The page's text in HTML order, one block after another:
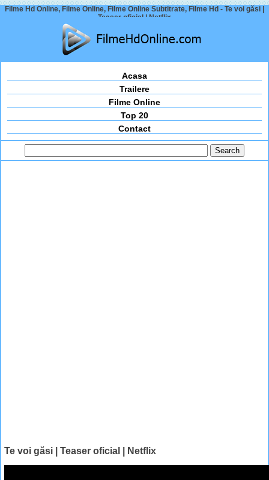
Filme Hd Online, Filme Online, Filme Online Subtitrate, Filme Hd - Te voi găsi |
Teaser oficial | Netflix
Acasa
Trailere
Filme Online
Top 20
Contact
Te voi găsi | Teaser oficial | Netflix